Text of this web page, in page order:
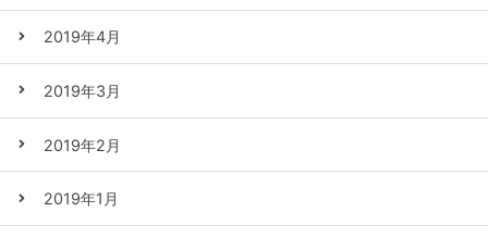
2019年4月
2019年3月
2019年2月
2019年1月